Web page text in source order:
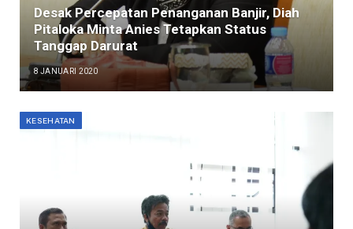
Desak Percepatan Penanganan Banjir, Diah
Pitaloka Minta Anies Tetapkan Status
Tanggap Darurat
8 JANUARI 2020
KESEHATAN